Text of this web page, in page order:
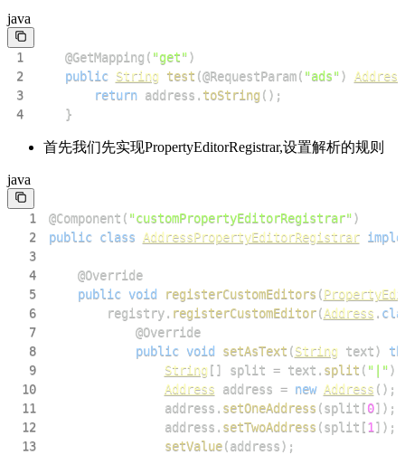
java
1 @GetMapping ( "get")
2
public String test (@RequestParam( "ads") Address
3
return address . toString ( ) ;
4
}
首先我们先实现PropertyEditorRegistrar,设置解析的规则
java
1 @Component ( "customPropertyEditorRegistrar")
2
public class AddressPropertyEditorRegistrar
3
4
@Override
5
public void registerCustomEditors (
6
        registry
. registerCustomEditor(Address .
7
@Override
8
public void setAsText (String text)
9
String [ ] split = text . split ( "|")
10
Address address = new Address ( ) ;
11
                address
. setOneAddress (split [0] ) ;
12
                address
. setTwoAddress (split [1 ] ) ;
13
setValue(address) ;